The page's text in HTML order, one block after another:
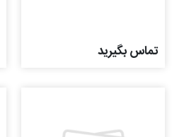
تماس بگیرید